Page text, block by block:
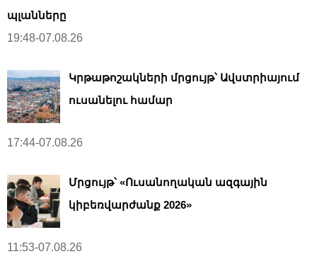
պլանները
19:48-07.08.26
Կրթաթոշակների մրցույթ՝ Ավստրիայում
ուսանելու համար
17:44-07.08.26
Մրցույթ՝ «Ուսանողական ազգային
կիբեռվարժանք 2026»
11:53-07.08.26